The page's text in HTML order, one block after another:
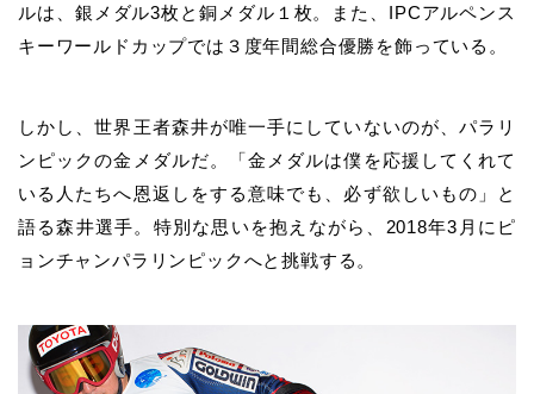
ルは、銀メダル3枚と銅メダル１枚。また、IPCアルペンス
キーワールドカップでは３度年間総合優勝を飾っている。
しかし、世界王者森井が唯一手にしていないのが、パラリ
ンピックの金メダルだ。「金メダルは僕を応援してくれて
いる人たちへ恩返しをする意味でも、必ず欲しいもの」と
語る森井選手。特別な思いを抱えながら、2018年3月にピ
ョンチャンパラリンピックへと挑戦する。